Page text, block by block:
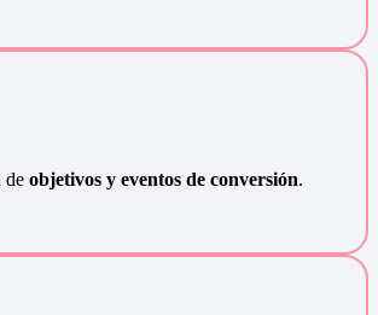
de objetivos y eventos de conversión.